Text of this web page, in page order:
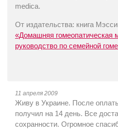
medica.
От издательства: книга
«Домашняя гомеопатическая
руководство по семейной
11 апреля 2009
Живу в Украине. После
получил на 14 день. Все
сохранности. Огромное